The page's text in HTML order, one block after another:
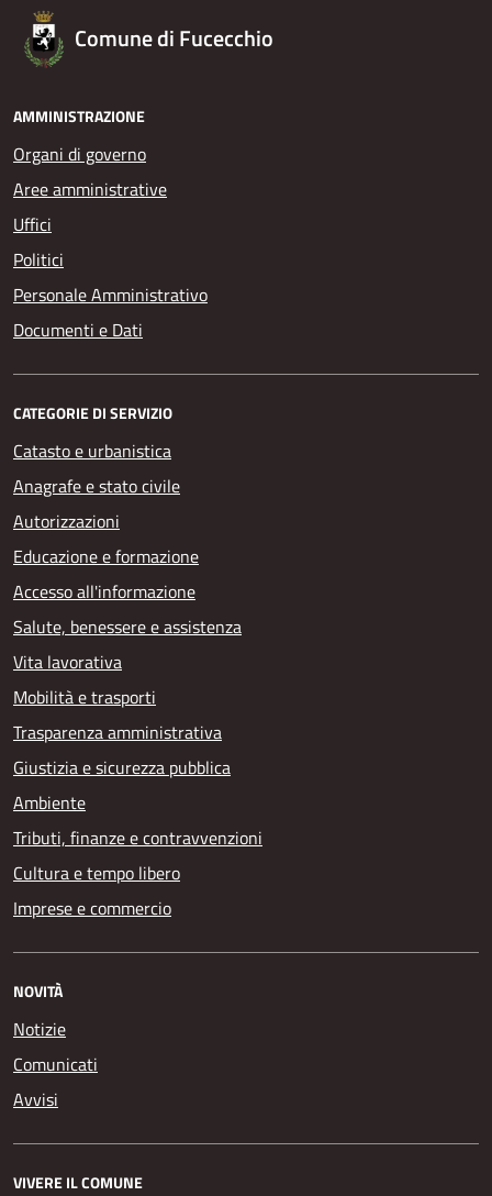
Comune di Fucecchio
AMMINISTRAZIONE
Organi di governo
Aree amministrative
Uffici
Politici
Personale Amministrativo
Documenti e Dati
CATEGORIE DI SERVIZIO
Catasto e urbanistica
Anagrafe e stato civile
Autorizzazioni
Educazione e formazione
Accesso all'informazione
Salute, benessere e assistenza
Vita lavorativa
Mobilità e trasporti
Trasparenza amministrativa
Giustizia e sicurezza pubblica
Ambiente
Tributi, finanze e contravvenzioni
Cultura e tempo libero
Imprese e commercio
NOVITÀ
Notizie
Comunicati
Avvisi
VIVERE IL COMUNE